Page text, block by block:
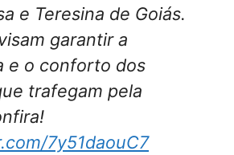
e Teresina de Goiás.
garantir a
e o conforto dos
trafegam pela
7y51daouC7